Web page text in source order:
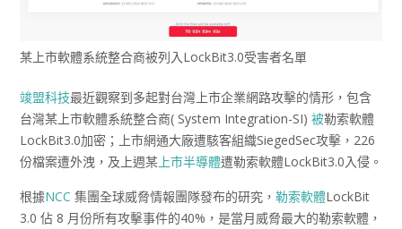
某上市軟體系統整合商被列入LockBit3.0受害者名單
竣盟科技最近觀察到多起對台灣上市企業網路攻擊的情形，包含
台灣某上市軟體系統整合商( System Integration-SI) 被勒索軟體
LockBit3.0加密；上市網通大廠遭駭客組織SiegedSec攻擊，226
份檔案遭外洩，及上週某 上市半導體遭勒索軟體LockBit3.0入侵。
根據NCC 集團全球威脅情報團隊發布的研究， 勒索軟體LockBit
3.0 佔 8 月份所有攻擊事件的40%，是當月威脅最大的勒索軟體，